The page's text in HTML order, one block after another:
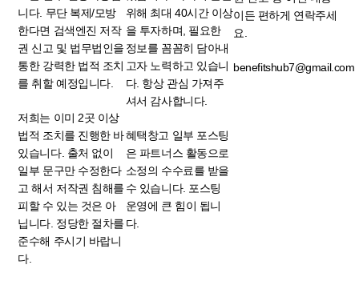
니다. 무단 복제/모방
한다면 검색엔진 저작
권 신고 및 법무법인을
통한 강력한 법적 조치
를 취할 예정입니다.
저희는 이미 2곳 이상
법적 조치를 진행한 바
있습니다. 출처 없이
일부 문구만 수정한다
고 해서 저작권 침해를
피할 수 있는 것은 아
닙니다. 정당한 절차를
준수해 주시기 바랍니
다.
위해 최대 40시간 이상
을 투자하며, 필요한
정보를 꼼꼼히 담아내
고자 노력하고 있습니
다. 항상 관심 가져주
셔서 감사합니다.
혜택창고 일부 포스팅
은 파트너스 활동으로
소정의 수수료를 받을
수 있습니다. 포스팅
운영에 큰 힘이 됩니
다.
이든 편하게 연락주세
요.
benefitshub7@gmail.com